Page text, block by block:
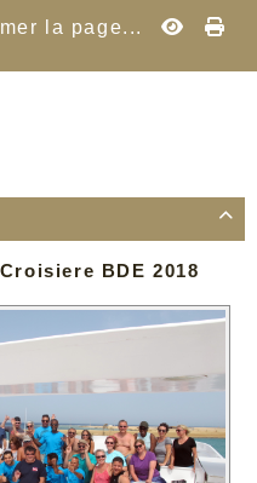
la page...

BDE 2018